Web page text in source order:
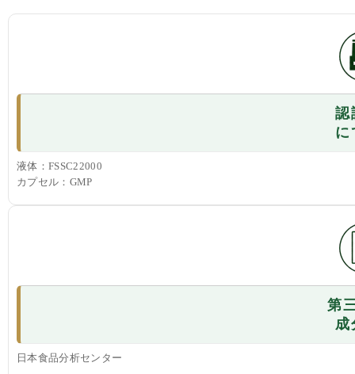
認
に
液体：FSSC22000
カプセル：GMP
第
成
日本食品分析センター